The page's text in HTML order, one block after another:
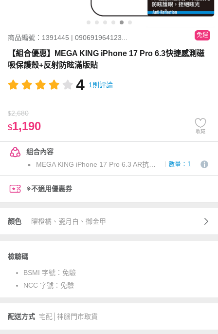
商品編號：1391445 | 090691964123... 免運
【組合優惠】MEGA KING iPhone 17 Pro 6.3快捷感測磁
吸保護殼+反射防眩滿版貼
4 1則評論
$2,680
$1,190 收藏
組合內容
MEGA KING iPhone 17 Pro 6.3 AR抗反射防眩滿版玻璃保護貼(無塵太空艙貼膜神器)
數量：1
※不適用優惠券
顏色 曜橙橘、瓷月白、御金甲
檢驗碼
BSMI 字號： 免驗
NCC 字號： 免驗
配送方式 宅配│神腦門市取貨